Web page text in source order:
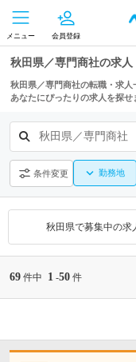
メニュー 会員登録
秋田県／専門商社の求
秋田県／専門商社の転職・求
あなたにぴったりの求人を探せ
秋田県／専門商社
条件変更 勤務地
秋田県で募集中の求
69 件中 1 -50 件